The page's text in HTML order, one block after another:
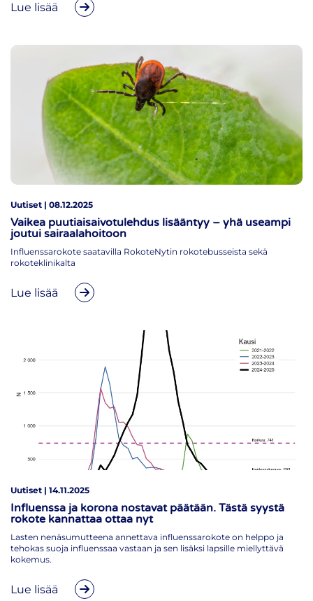
Lue lisää
Uutiset | 08.12.2025
Vaikea puutiaisaivotulehdus lisääntyy – yhä useampi
joutui sairaalahoitoon
Influenssarokote saatavilla RokoteNytin rokotebusseista sekä
rokoteklinikalta
Lue lisää
Uutiset | 14.11.2025
Influenssa ja korona nostavat päätään. Tästä syystä
rokote kannattaa ottaa nyt
Lasten nenäsumutteena annettava influenssarokote on helppo ja
tehokas suoja influenssaa vastaan ja sen lisäksi lapsille miellyttävä
kokemus.
Lue lisää